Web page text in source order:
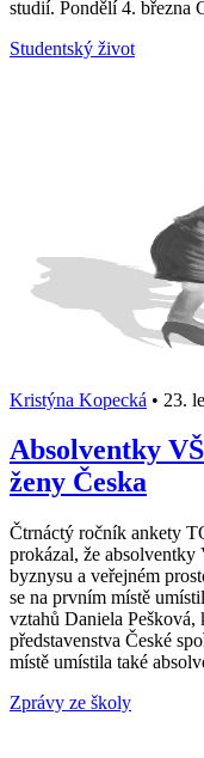
studií. Pondělí 4. března
Studentský život
Kristýna Kopecká • 23.
Absolventky
ženy Česka
Čtrnáctý ročník ankety
prokázal, že absolventky
byznysu a veřejném
se na prvním místě
vztahů Daniela Pešková,
představenstva České
místě umístila také
Zprávy ze školy